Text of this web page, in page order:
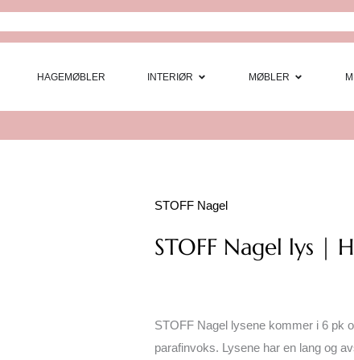
HAGEMØBLER INTERIØR Open
MØBLER
STOFF Nagel
STOFF Nagel lys |
STOFF Nagel lysene kommer i 6 pk
parafinvoks. Lysene har en lang og